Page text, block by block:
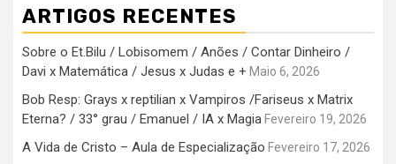
ARTIGOS RECENTES
Sobre o Et.Bilu / Lobisomem / Anões / Contar Dinheiro /
Davi x Matemática / Jesus x Judas e + Maio 6, 2026
Bob Resp: Grays x reptilian x Vampiros /Fariseus x Matrix
Eterna? / 33° grau / Emanuel / IA x Magia Fevereiro 19, 2026
A Vida de Cristo – Aula de Especialização Fevereiro 17, 2026